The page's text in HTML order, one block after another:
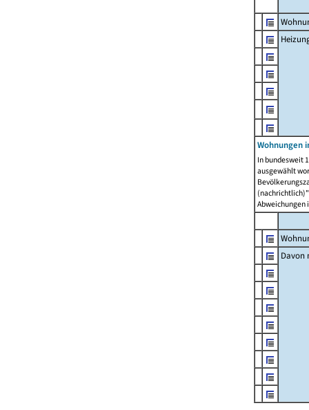
Wohnungen
In bundesweit
ausgewählt
Abweichungen
Davon